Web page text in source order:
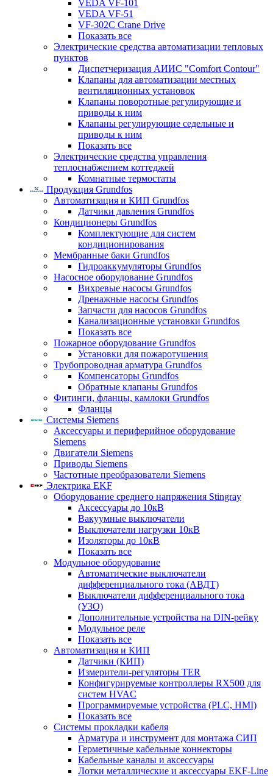
VEDA VF-101
VEDA VF-51
VF-302C Crane Drive
Показать все
Электрические средства автоматизации тепловых
пунктов
Диспетчеризация АИИС "Comfort Contour"
Клапаны для автоматизации местных
вентиляционных установок
Клапаны поворотные регулирующие и
приводы к ним
Клапаны регулирующие седельные и
приводы к ним
Показать все
Электрические средства управления
теплоснабжением коттеджей
Комнатные термостаты
Продукция Grundfos
Автоматизация и КИП Grundfos
Датчики давления Grundfos
Кондиционеры Grundfos
Комплектующие для систем
кондиционирования
Мембранные баки Grundfos
Гидроаккумуляторы Grundfos
Насосное оборудование Grundfos
Вихревые насосы Grundfos
Дренажные насосы Grundfos
Запчасти для насосов Grundfos
Канализационные установки Grundfos
Показать все
Пожарное оборудование Grundfos
Установки для пожаротушения
Трубопроводная арматура Grundfos
Компенсаторы Grundfos
Обратные клапаны Grundfos
Фитинги, фланцы, камлоки Grundfos
Фланцы
Системы Siemens
Аксессуары и периферийное оборудование
Siemens
Двигатели Siemens
Приводы Siemens
Частотные преобразователи Siemens
Электрика EKF
Оборудование среднего напряжения Stingray
Аксессуары до 10кВ
Вакуумные выключатели
Выключатели нагрузки 10кВ
Изоляторы до 10кВ
Показать все
Модульное оборудование
Автоматические выключатели
дифференциального тока (АВДТ)
Выключатели дифференциального тока
(УЗО)
Дополнительные устройства на DIN-рейку
Модульное реле
Показать все
Автоматизация и КИП
Датчики (КИП)
Измерители-регуляторы TER
Конфигурируемые контроллеры RX500 для
систем HVAC
Программируемые устройства (PLC, HMI)
Показать все
Системы прокладки кабеля
Арматура и инструмент для монтажа СИП
Герметичные кабельные коннекторы
Кабельные каналы и аксессуары
Лотки металлические и аксессуары EKF-Line